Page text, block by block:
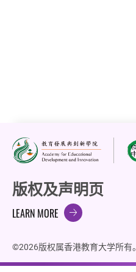
版权及声明页
LEARN MORE
©2026版权属香港教育大学所有。